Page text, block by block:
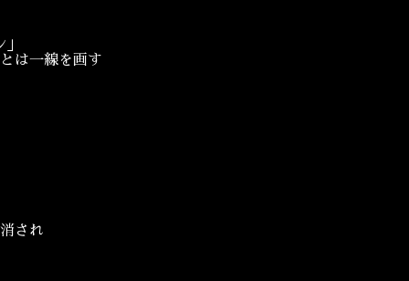
は一線を画す
され